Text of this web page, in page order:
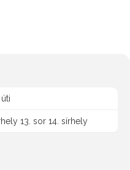
13. sor 14. sírhely